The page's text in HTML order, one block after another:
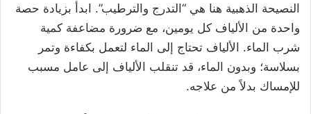
النصيحة الذهبية هنا هي “التدرج والترطيب”. ابدأ بزيادة حصة
واحدة من الألياف كل يومين، مع ضرورة مضاعفة كمية
شرب الماء. الألياف تحتاج إلى الماء لتعمل بكفاءة وتمر
بسلاسة؛ وبدون الماء، قد تنقلب الألياف إلى عامل مسبب
للإمساك بدلاً من علاجه.